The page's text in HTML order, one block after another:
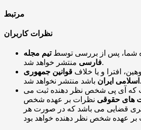
مرتبط
نظرات کاربران
شما، پس از بررسی توسطتیم مجله
فارسیمنتشر خواهد شد.
افترا و یا خلاف قوانین جمهوری
اسلامی ایران باشد منتشر نخواهد شد.
که آی پی شخص نظر دهنده ثبت می
های حقوقی نظرات بر عهده شخص
قضایی می باشد که در صورت هر